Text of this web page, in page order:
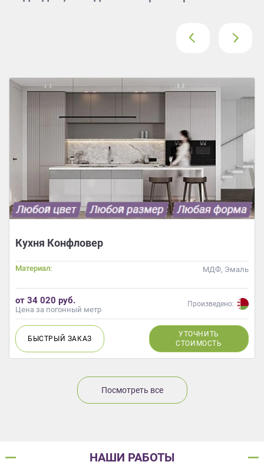
Кухня Конфловер
Материал: МДФ, Эмаль
от 34 020 руб.
Цена за погонный метр
Произведено:
БЫСТРЫЙ ЗАКАЗ
УТОЧНИТЬ
СТОИМОСТЬ
Посмотреть все
НАШИ РАБОТЫ